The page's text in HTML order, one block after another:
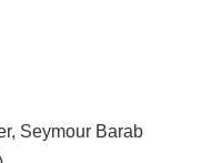
Seymour Barab